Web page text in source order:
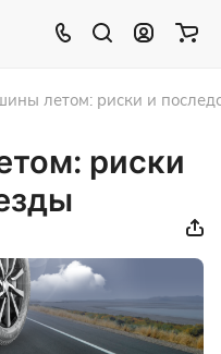
летом: риски и
риски